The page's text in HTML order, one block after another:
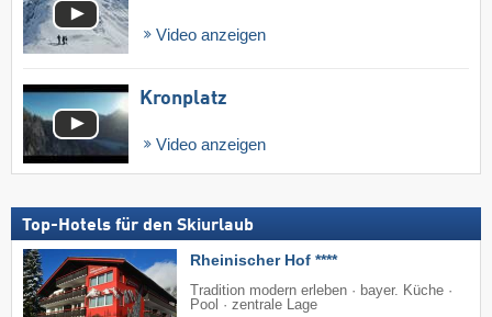
Video anzeigen
Kronplatz
Video anzeigen
Top-Hotels für den Skiurlaub
Rheinischer Hof ****
Tradition modern erleben · bayer. Küche ·
Pool · zentrale Lage